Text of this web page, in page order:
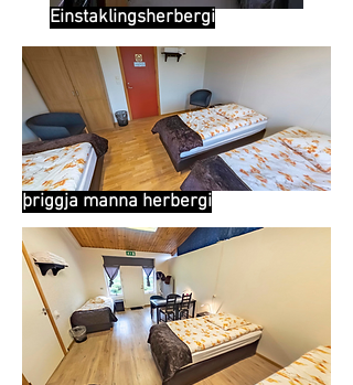
Einstaklingsherbergi
þriggja manna herbergi